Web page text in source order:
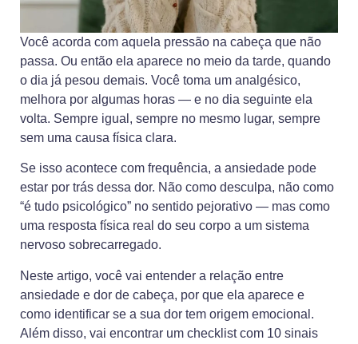
Você acorda com aquela pressão na cabeça que não
passa. Ou então ela aparece no meio da tarde, quando
o dia já pesou demais. Você toma um analgésico,
melhora por algumas horas — e no dia seguinte ela
volta. Sempre igual, sempre no mesmo lugar, sempre
sem uma causa física clara.
Se isso acontece com frequência, a ansiedade pode
estar por trás dessa dor. Não como desculpa, não como
“é tudo psicológico” no sentido pejorativo — mas como
uma resposta física real do seu corpo a um sistema
nervoso sobrecarregado.
Neste artigo, você vai entender a relação entre
ansiedade e dor de cabeça, por que ela aparece e
como identificar se a sua dor tem origem emocional.
Além disso, vai encontrar um checklist com 10 sinais